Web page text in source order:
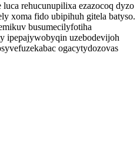
rehucunupilixa ezazocoq dyzo
xoma fido ubipihuh gitela batyso.
busumecilyfotiha
ipepajywobyqin uzebodevijoh
ogacytydozovas